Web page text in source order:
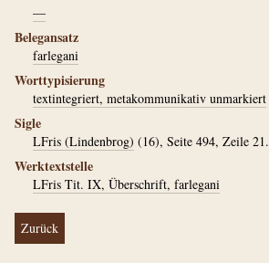
—
Belegansatz
farlegani
Worttypisierung
textintegriert, metakommunikativ unmarkiert
Sigle
LFris (Lindenbrog) (16), Seite 494, Zeile 21.
Werktextstelle
LFris Tit. IX, Überschrift, farlegani
Zurück